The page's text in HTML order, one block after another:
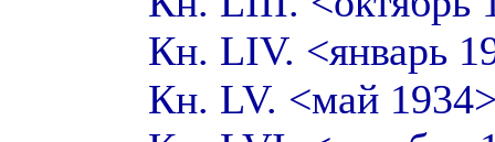
Кн. LIV. <январь
Кн. LV. <май